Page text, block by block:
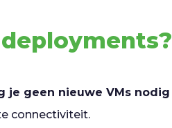
je geen nieuwe VMs nodig
connectiviteit.